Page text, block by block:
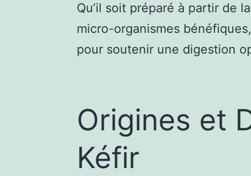
Qu’il soit préparé à partir de
micro-organismes
pour soutenir une digestion
Origines et
Kéfir